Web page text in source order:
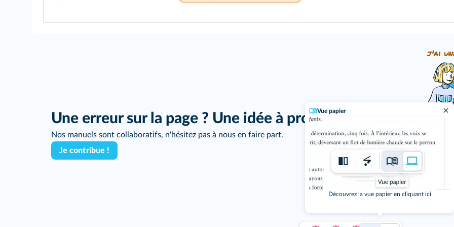
Vue papier
Découvrez la vue papier en cliquant ici
Une erreur sur la page ? Une idée à proposer ?
Nos manuels sont collaboratifs, n'hésitez pas à nous en faire part.
Je contribue !
j'ai